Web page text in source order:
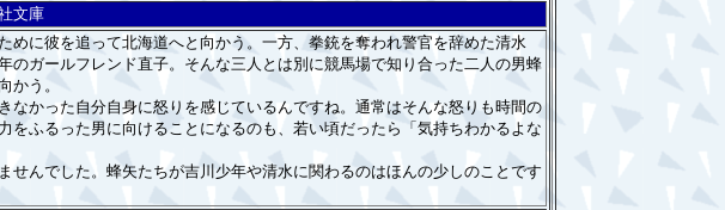
文庫
に彼を追って北海道へと向かう。一方、拳銃を奪われ警官を辞めた清水
ガールフレンド直子。そんな三人とは別に競馬場で知り合った二人の男蜂
かう。
かった自分自身に怒りを感じているんですね。通常はそんな怒りも時間の
ふるった男に向けることになるのも、若い頃だったら「気持ちわかるよな
んでした。蜂矢たちが吉川少年や清水に関わるのはほんの少しのことです